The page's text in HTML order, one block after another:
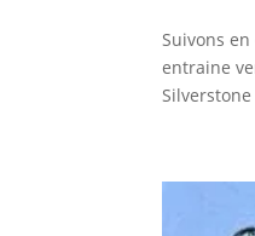
Suivons
entraine
Silverstone